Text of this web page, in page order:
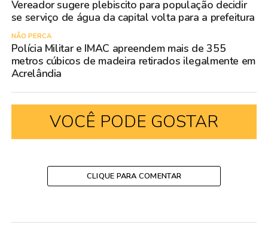
Vereador sugere plebiscito para população decidir
se serviço de água da capital volta para a prefeitura
NÃO PERCA
Polícia Militar e IMAC apreendem mais de 355
metros cúbicos de madeira retirados ilegalmente em
Acrelândia
VOCÊ PODE GOSTAR
CLIQUE PARA COMENTAR